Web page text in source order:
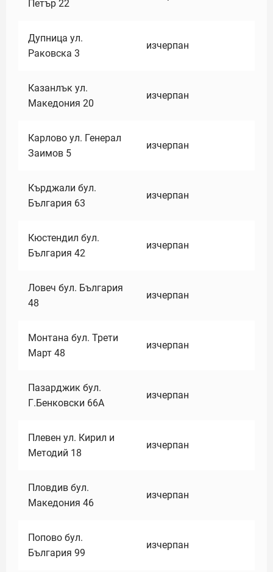
Петър 22
Дупница ул.
Раковска 3
изчерпан
Казанлък ул.
Македония 20
изчерпан
Карлово ул. Генерал
Заимов 5
изчерпан
Кърджали бул.
България 63
изчерпан
Кюстендил бул.
България 42
изчерпан
Ловеч бул. България
48
изчерпан
Монтана бул. Трети
Март 48
изчерпан
Пазарджик бул.
Г.Бенковски 66А
изчерпан
Плевен ул. Кирил и
Методий 18
изчерпан
Пловдив бул.
Македония 46
изчерпан
Попово бул.
България 99
изчерпан